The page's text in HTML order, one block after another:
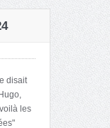
disait
les